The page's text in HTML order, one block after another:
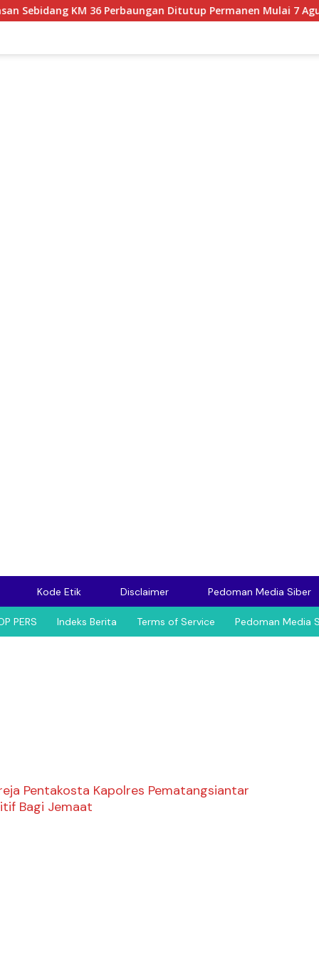
36 Perbaungan Ditutup Permanen Mulai 7 Agustus
Kode Etik Disclaimer Pedoman Media Siber
PERS Indeks Berita Terms of Service Pedoman Media
Pentakosta Kapolres Pematangsiantar
Bagi Jemaat